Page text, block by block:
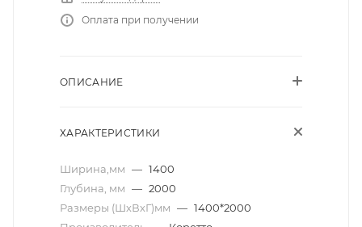
Оплата при получении
ОПИСАНИЕ
ХАРАКТЕРИСТИКИ
Ширина,мм — 1400
Глубина, мм — 2000
Размеры (ШхВхГ)мм — 1400*2000